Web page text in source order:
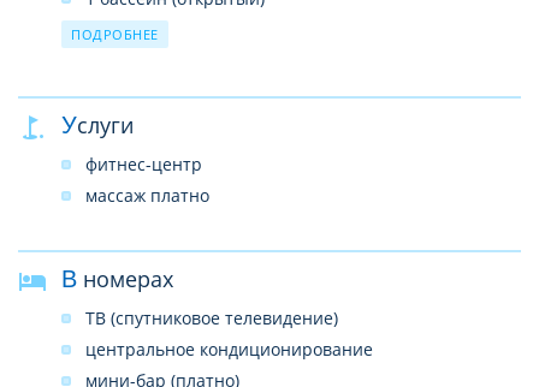
SPA–центр
лифты
бизнес-центр
Wi-Fi в лобби (платно)
ПОДРОБНЕЕ
Услуги
фитнес-центр
массаж платно
В номерах
ТВ (спутниковое телевидение)
центральное кондиционирование
мини-бар (платно)